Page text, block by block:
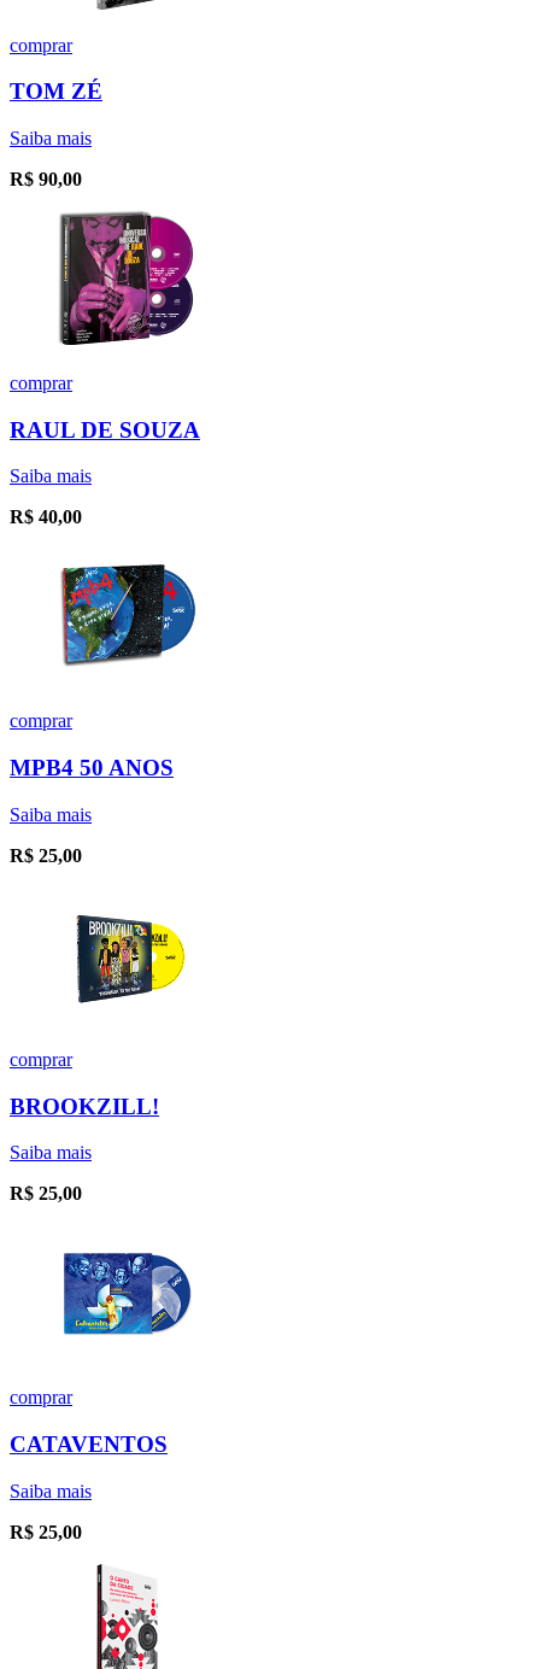
comprar
TOM ZÉ
Saiba mais
R$ 90,00
comprar
RAUL DE SOUZA
Saiba mais
R$ 40,00
comprar
MPB4 50 ANOS
Saiba mais
R$ 25,00
comprar
BROOKZILL!
Saiba mais
R$ 25,00
comprar
CATAVENTOS
Saiba mais
R$ 25,00